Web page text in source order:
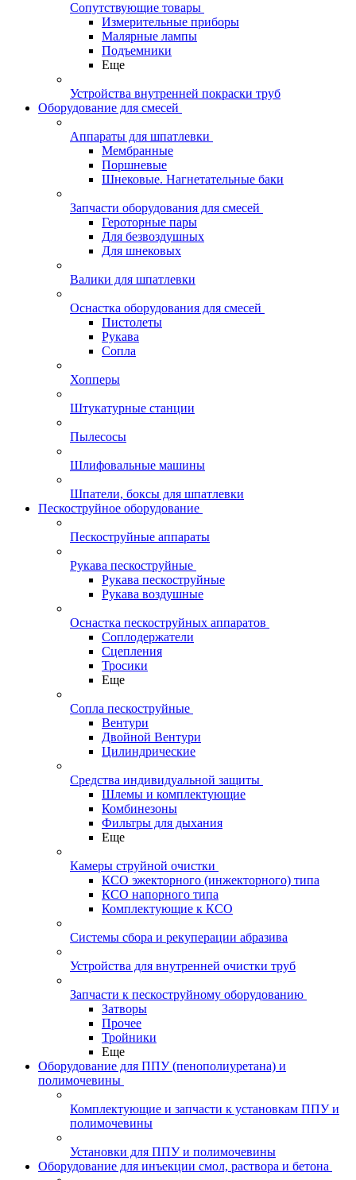
Сопутствующие товары
Измерительные приборы
Малярные лампы
Подъемники
Еще
Устройства внутренней покраски труб
Оборудование для смесей
Аппараты для шпатлевки
Мембранные
Поршневые
Шнековые. Нагнетательные баки
Запчасти оборудования для смесей
Героторные пары
Для безвоздушных
Для шнековых
Валики для шпатлевки
Оснастка оборудования для смесей
Пистолеты
Рукава
Сопла
Хопперы
Штукатурные станции
Пылесосы
Шлифовальные машины
Шпатели, боксы для шпатлевки
Пескоструйное оборудование
Пескоструйные аппараты
Рукава пескоструйные
Рукава пескоструйные
Рукава воздушные
Оснастка пескоструйных аппаратов
Соплодержатели
Сцепления
Тросики
Еще
Сопла пескоструйные
Вентури
Двойной Вентури
Цилиндрические
Средства индивидуальной защиты
Шлемы и комплектующие
Комбинезоны
Фильтры для дыхания
Еще
Камеры струйной очистки
КСО эжекторного (инжекторного) типа
КСО напорного типа
Комплектующие к КСО
Системы сбора и рекуперации абразива
Устройства для внутренней очистки труб
Запчасти к пескоструйному оборудованию
Затворы
Прочее
Тройники
Еще
Оборудование для ППУ (пенополиуретана) и
полимочевины
Комплектующие и запчасти к установкам ППУ и
полимочевины
Установки для ППУ и полимочевины
Оборудование для инъекции смол, раствора и бетона